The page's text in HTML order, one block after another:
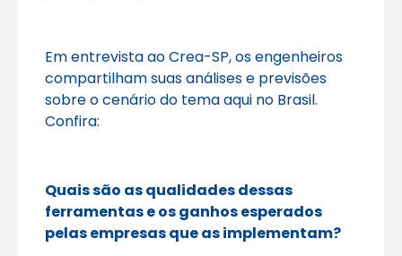
Em entrevista ao Crea-SP, os engenheiros
compartilham suas análises e previsões
sobre o cenário do tema aqui no Brasil.
Confira:
Quais são as qualidades dessas
ferramentas e os ganhos esperados
pelas empresas que as implementam?